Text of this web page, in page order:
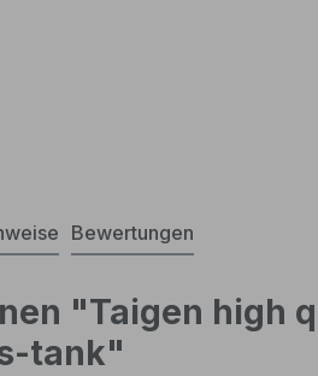
Bewertungen
"Taigen high
tank"